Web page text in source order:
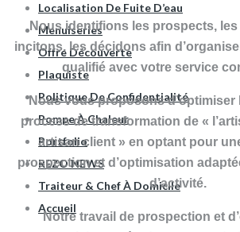
Localisation De Fuite D’eau
Menuiseries
Offre Découverte
Plaquiste
Politique De Confidentialité
Pompe À Chaleur
Portfolio
REZO NEWS
Traiteur & Chef À Domicile
Accueil
Nous identifions les prospects,
incitons, les décidons afin
qualifié avec votre service
Nous vous proposons d’optimiser
process de transformation de «
artisan client » en optant pour
prospection et d’optimisation
d’activité.
Notre travail de prospection et